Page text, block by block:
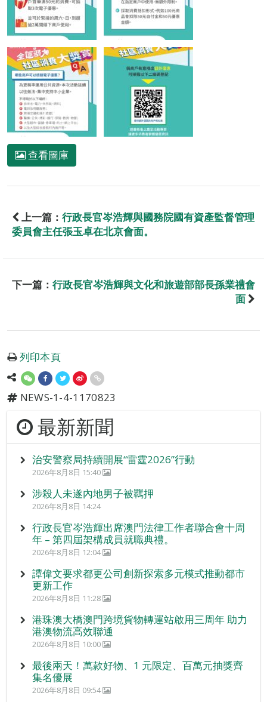
查看圖庫
上一篇： 行政長官岑浩輝與國務院國有資產監督管理
委員會主任張玉卓在北京會面。
下一篇： 行政長官岑浩輝與文化和旅遊部部長孫業禮會
面
列印本頁
NEWS-1-4-1170823
最新新聞
治安警察局持續開展“雷霆2026”行動
2026年8月8日 15:40
涉殺人未遂內地男子被羈押
2026年8月8日 14:24
行政長官岑浩輝出席澳門法律工作者聯合會十周
年 – 第四屆架構成員就職典禮。
2026年8月8日 12:04
譚偉文要求都更公司創新探索多元模式推動都市
更新工作
2026年8月8日 11:28
港珠澳大橋澳門跨境貨物轉運站啟用三周年 助力
港澳物流高效聯通
2026年8月8日 10:00
最後兩天！萬款好物、1 元限定、百萬元抽獎齊
集名優展
2026年8月8日 09:54